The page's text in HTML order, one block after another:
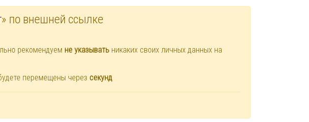
» по внешней ссылке
рекомендуем не указывать никаких своих личных данных на
перемещены через секунд